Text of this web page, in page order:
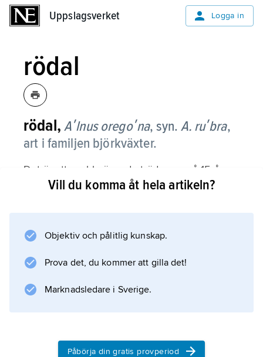
Uppslagsverket Logga in
rödal
rödal, Aʹlnus oregoʹna, syn.A. ruʹbra,
art i familjen björkväxter.
Det är ett snabbväxande träd, som på 15 år
når en höjd av 15–20 m. Arten, som
med vågräta grenar. Stambarken är gråvit och
snart mörkröda. Bladskaften är röda.
Vill du komma åt hela artikeln?
Objektiv och pålitlig kunskap.
Prova det, du kommer att gilla det!
Marknadsledare i Sverige.
Påbörja din gratis provperiod